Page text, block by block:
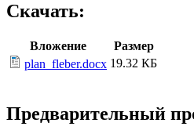
Скачать:
Вложение
Размер
plan_fleber.docx 19.32 КБ
Предварительный